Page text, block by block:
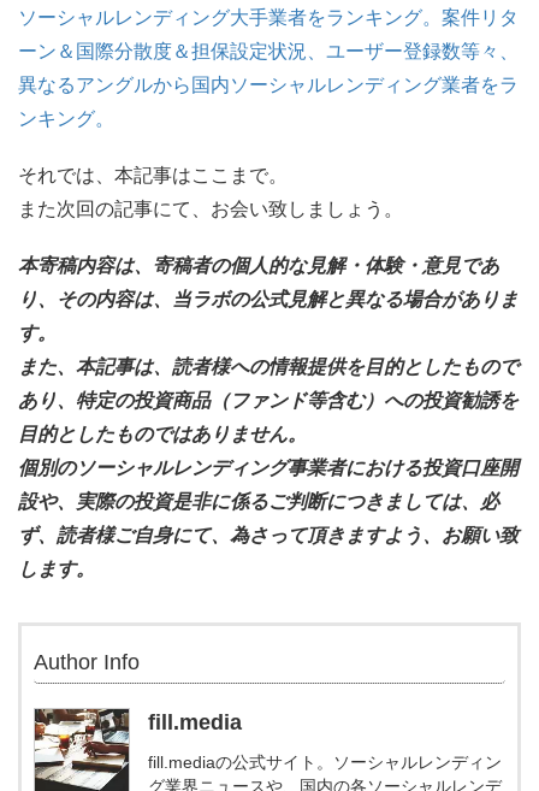
ソーシャルレンディング大手業者をランキング。案件リタ
ーン＆国際分散度＆担保設定状況、ユーザー登録数等々、
異なるアングルから国内ソーシャルレンディング業者をラ
ンキング。
それでは、本記事はここまで。
また次回の記事にて、お会い致しましょう。
本寄稿内容は、寄稿者の個人的な見解・体験・意見であ
り、その内容は、当ラボの公式見解と異なる場合がありま
す。
また、本記事は、読者様への情報提供を目的としたもので
あり、特定の投資商品（ファンド等含む）への投資勧誘を
目的としたものではありません。
個別のソーシャルレンディング事業者における投資口座開
設や、実際の投資是非に係るご判断につきましては、必
ず、読者様ご自身にて、為さって頂きますよう、お願い致
します。
Author Info
fill.media
fill.mediaの公式サイト。ソーシャルレンディン
グ業界ニュースや、国内の各ソーシャルレンデ